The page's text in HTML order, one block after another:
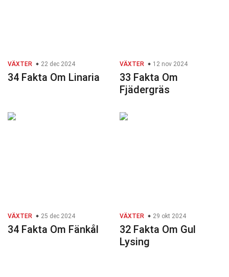
VÄXTER 22 dec 2024
34 Fakta Om Linaria
VÄXTER 12 nov 2024
33 Fakta Om
Fjädergräs
VÄXTER 25 dec 2024
34 Fakta Om Fänkål
VÄXTER 29 okt 2024
32 Fakta Om Gul
Lysing